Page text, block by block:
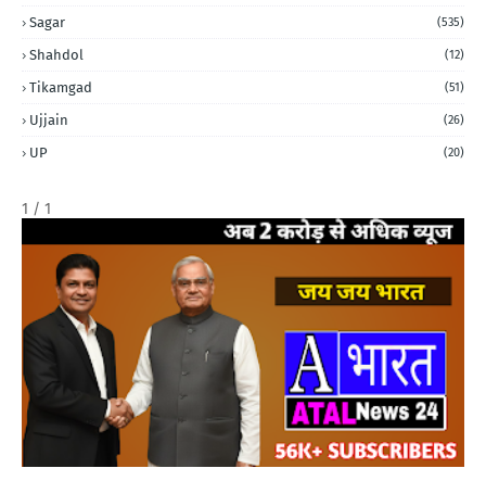
Sagar (535)
Shahdol (12)
Tikamgad (51)
Ujjain (26)
UP (20)
1 / 1